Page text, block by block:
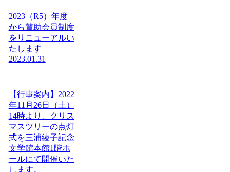
2023（R5）年度
から賛助会員制度
をリニューアルい
たします
2023.01.31
【行事案内】2022
年11月26日（土）
14時より、クリス
マスツリーの点灯
式を三浦綾子記念
文学館本館1階ホ
ールにて開催いた
します。